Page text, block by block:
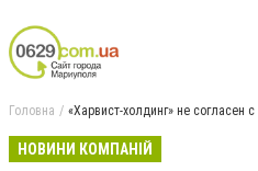
Головна «Харвист-холдинг» не согласен
НОВИНИ КОМПАНІЙ